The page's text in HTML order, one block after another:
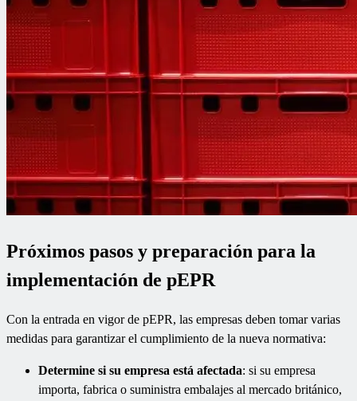
Próximos pasos y preparación para la
implementación de pEPR
Con la entrada en vigor de pEPR, las empresas deben tomar varias
medidas para garantizar el cumplimiento de la nueva normativa:
Determine si su empresa está afectada: si su empresa
importa, fabrica o suministra embalajes al mercado británico,